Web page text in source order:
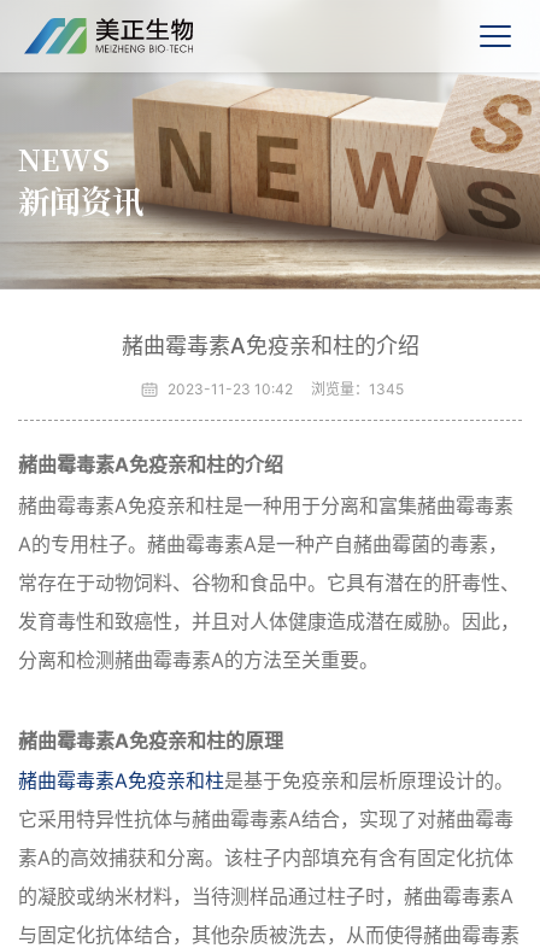
NEWS
新闻资讯
赭曲霉毒素A免疫亲和柱的介绍
2023-11-23 10:42 浏览量： 1345
赭曲霉毒素A免疫亲和柱的介绍
赭曲霉毒素A免疫亲和柱是一种用于分离和富集赭曲霉毒素
A的专用柱子。赭曲霉毒素A是一种产自赭曲霉菌的毒素，
常存在于动物饲料、谷物和食品中。它具有潜在的肝毒性、
发育毒性和致癌性，并且对人体健康造成潜在威胁。因此，
分离和检测赭曲霉毒素A的方法至关重要。
赭曲霉毒素A免疫亲和柱的原理
赭曲霉毒素A免疫亲和柱是基于免疫亲和层析原理设计的。
它采用特异性抗体与赭曲霉毒素A结合，实现了对赭曲霉毒
素A的高效捕获和分离。该柱子内部填充有含有固定化抗体
的凝胶或纳米材料，当待测样品通过柱子时，赭曲霉毒素A
与固定化抗体结合，其他杂质被洗去，从而使得赭曲霉毒素